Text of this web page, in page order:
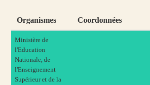
Organismes Coordonnées
Ministère de
l'Education
Nationale, de
l'Enseignement
Supérieur et de la